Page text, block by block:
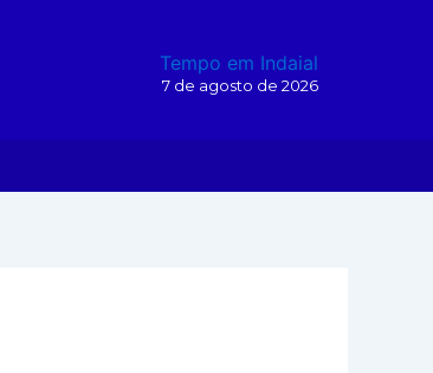
Tempo em Indaial
7 de agosto de 2026